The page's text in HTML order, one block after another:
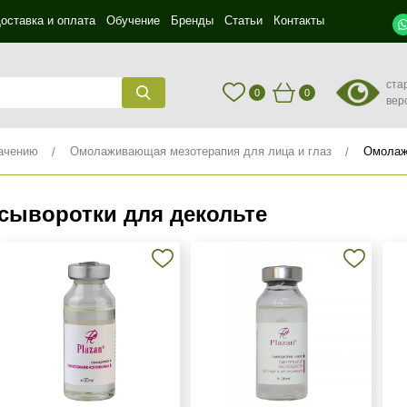
и оплата Обучение Бренды Статьи Контакты
0 0
Омолаживающая мезотерапия для лица и глаз
для декольте